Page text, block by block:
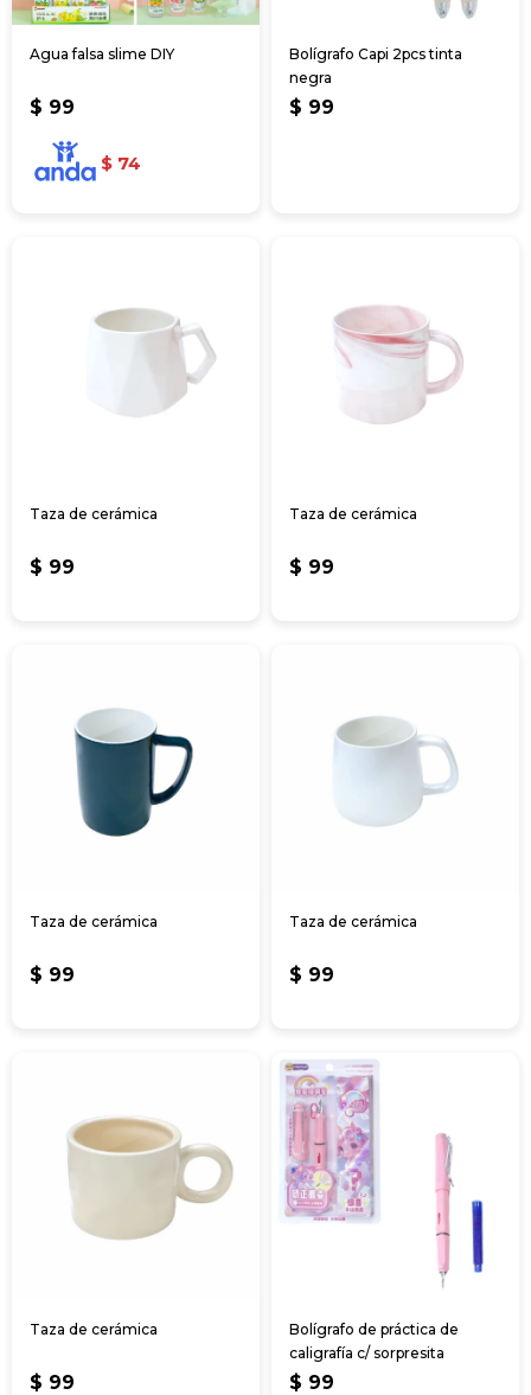
Agua falsa slime DIY
$ 99
$ 74
Bolígrafo Capi 2pcs tinta
negra
$ 99
Taza de cerámica
$ 99
Taza de cerámica
$ 99
Taza de cerámica
$ 99
Taza de cerámica
$ 99
Taza de cerámica
$ 99
Bolígrafo de práctica de
caligrafía c/ sorpresita
$ 99